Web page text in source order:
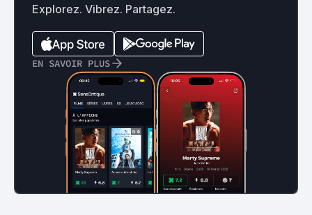
Explorez. Vibrez. Partagez.
EN SAVOIR PLUS